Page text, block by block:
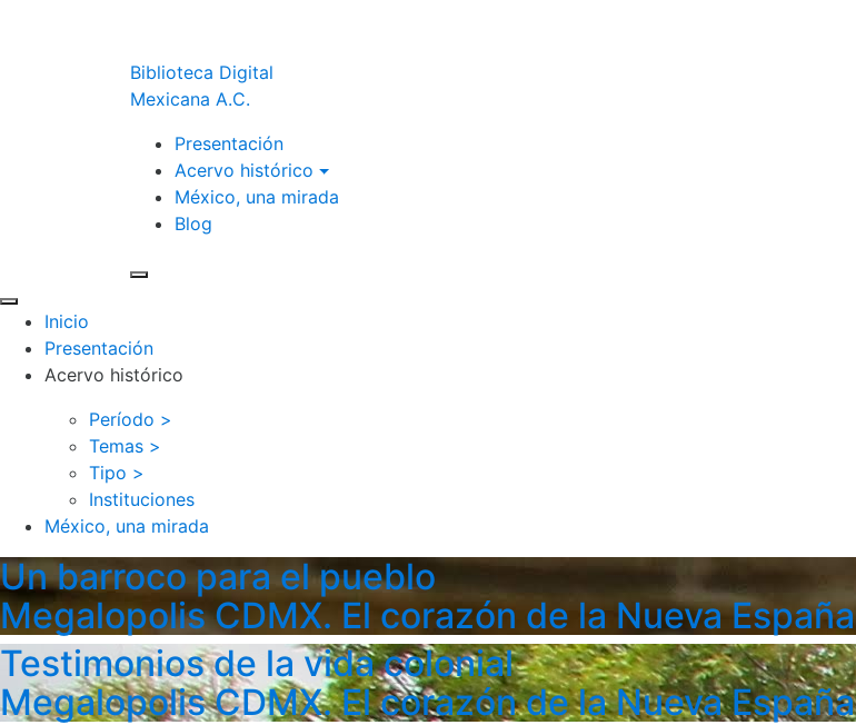
Biblioteca Digital
Mexicana A.C.
Presentación
Acervo histórico
México, una mirada
Blog
Inicio
Presentación
Acervo histórico
Período >
Temas >
Tipo >
Instituciones
México, una mirada
Un barroco para el pueblo
Megalopolis CDMX. El corazón de la Nueva España
Testimonios de la vida colonial
Megalopolis CDMX. El corazón de la Nueva España